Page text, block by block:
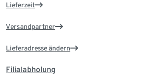
Lieferzeit
Versandpartner
Lieferadresse ändern
Filialabholung